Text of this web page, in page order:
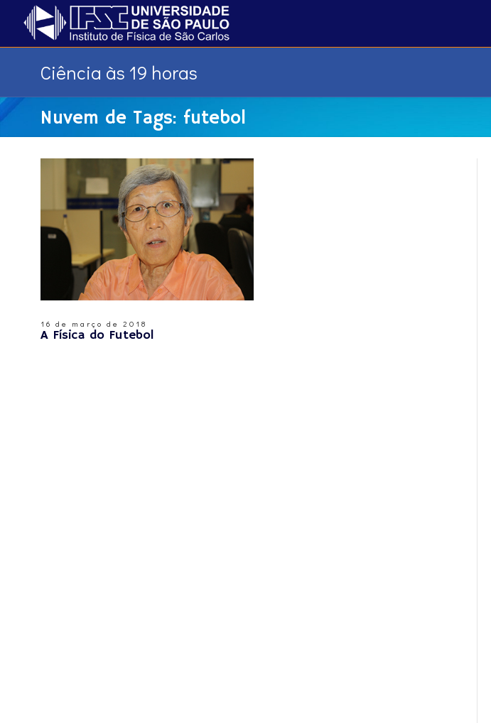
Ciência às 19 horas
Nuvem de Tags: futebol
16 de março de 2018
A Física do Futebol